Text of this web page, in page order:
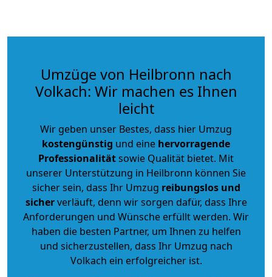
Umzüge von Heilbronn nach
Volkach: Wir machen es Ihnen
leicht
Wir geben unser Bestes, dass hier Umzug
kostengünstig und eine hervorragende
Professionalitätsowie Qualität bietet. Mit
unserer Unterstützung in Heilbronn können Sie
sicher sein, dass Ihr Umzug reibungslos und
sicherverläuft, denn wir sorgen dafür, dass Ihre
Anforderungen und Wünsche erfüllt werden. Wir
haben die besten Partner, um Ihnen zu helfen
und sicherzustellen, dass Ihr Umzug nach
Volkach ein erfolgreicher ist.